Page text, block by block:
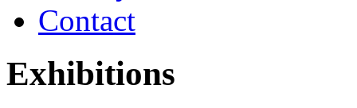
Contact
Exhibitions